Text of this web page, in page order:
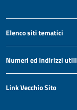
Elenco siti tematici
Numeri ed indirizzi utili
Link Vecchio Sito